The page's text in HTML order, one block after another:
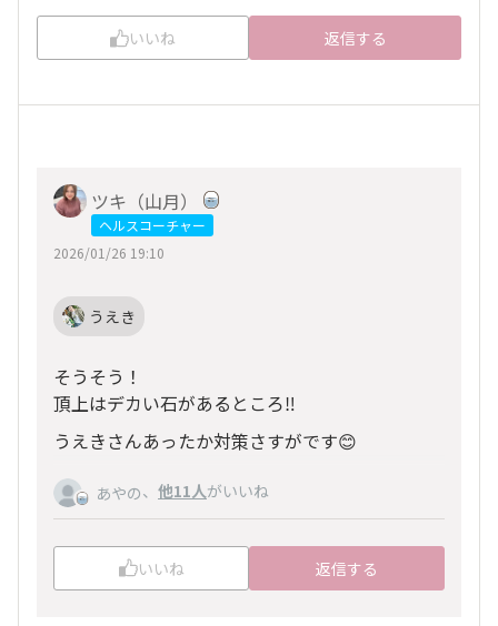
いいね 返信する
ツキ（山月）
ヘルスコーチャー
2026/01/26 19:10
うえき
そうそう！
頂上はデカい石があるところ‼︎
うえきさんあったか対策さすがです😊
あやの、 他11人がいいね
いいね 返信する